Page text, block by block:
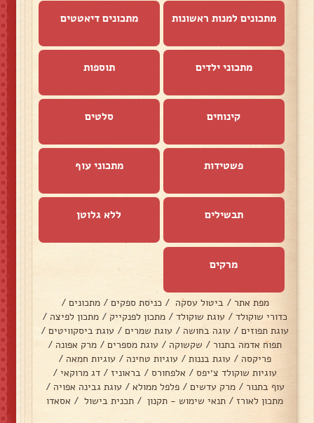
מתכונים למנות ראשונות מתכונים דיאטטים
מתכוני ילדים תוספות
קינוחים סלטים
פשטידות מתכוני עוף
תבשילים ללא גלוטן
מרקים
מפת אתר / ביטול עסקה / כניסת ספקים / מתכונים /
כדורי שוקולד / עוגת שוקולד / מתכון לפנקייק / מתכון לפיצה /
עוגת תפוזים / עוגה בחושה / עוגת שמרים / עוגת ביסקוויטים /
תפוח אדמה בתנור / שקשוקה / עוגת מספרים / מרק אפונה /
פריקסה / עוגת בננות / עוגיות טחינה / עוגיות חמאה /
עוגיות שוקולד צ׳יפס / אלפחורס / בראוניז / דג מרוקאי /
עוף בתנור / מרק עדשים / פלפל ממולא / עוגת גבינה אפויה /
מתכון לאורז / תנאי שימוש - תקנון / תכנית בישול / אסאדו